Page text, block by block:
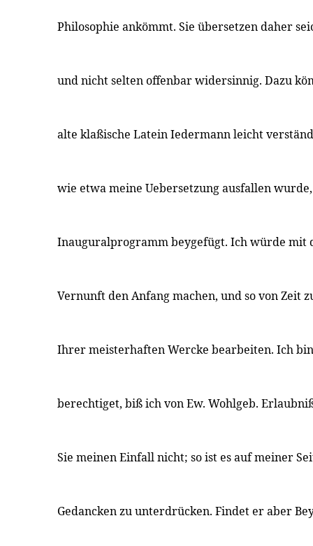
Philosophie ankömmt. Sie übersetzen daher
und nicht selten offenbar widersinnig. Dazu
alte klaßische Latein Iedermann leicht
wie etwa meine Uebersetzung ausfallen
Inauguralprogramm beygefügt. Ich würde
Vernunft den Anfang machen, und so von Zeit
Ihrer meisterhaften Wercke bearbeiten. Ich
berechtiget, biß ich von Ew. Wohlgeb.
Sie meinen Einfall nicht; so ist es auf meiner
Gedancken zu unterdrücken. Findet er aber